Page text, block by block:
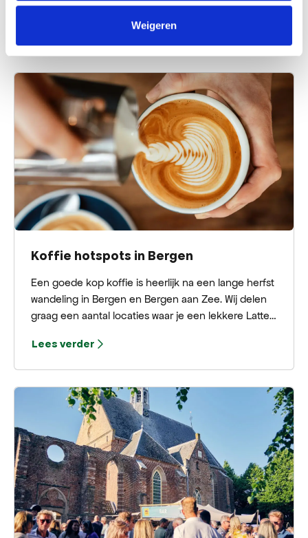
Weigeren
Koffie hotspots in Bergen
Een goede kop koffie is heerlijk na een lange herfst
wandeling in Bergen en Bergen aan Zee. Wij delen
graag een aantal locaties waar je een lekkere Latte
Hieronder vind je de koffie hotspots van Bergen!
Lees verder